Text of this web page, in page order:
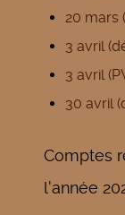
20 mars
3 avril
3 avril
30 avril
Comptes
l'année